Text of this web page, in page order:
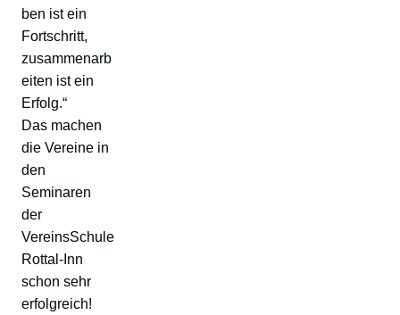
ben ist ein
Fortschritt,
zusammenarb
eiten ist ein
Erfolg.“
Das machen
die Vereine in
den
Seminaren
der
VereinsSchule
Rottal-Inn
schon sehr
erfolgreich!